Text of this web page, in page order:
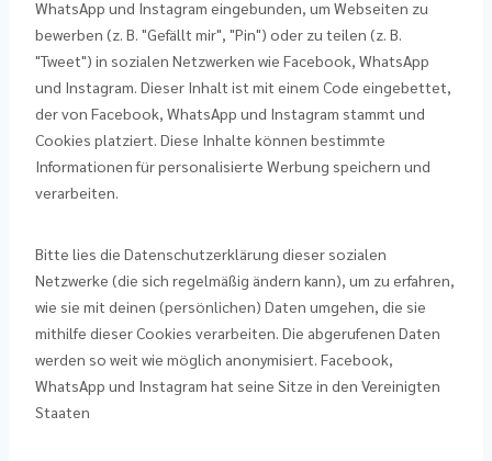
WhatsApp und Instagram eingebunden, um Webseiten zu
bewerben (z. B. "Gefällt mir", "Pin") oder zu teilen (z. B.
"Tweet") in sozialen Netzwerken wie Facebook, WhatsApp
und Instagram. Dieser Inhalt ist mit einem Code eingebettet,
der von Facebook, WhatsApp und Instagram stammt und
Cookies platziert. Diese Inhalte können bestimmte
Informationen für personalisierte Werbung speichern und
verarbeiten.
Bitte lies die Datenschutzerklärung dieser sozialen
Netzwerke (die sich regelmäßig ändern kann), um zu erfahren,
wie sie mit deinen (persönlichen) Daten umgehen, die sie
mithilfe dieser Cookies verarbeiten. Die abgerufenen Daten
werden so weit wie möglich anonymisiert. Facebook,
WhatsApp und Instagram hat seine Sitze in den Vereinigten
Staaten